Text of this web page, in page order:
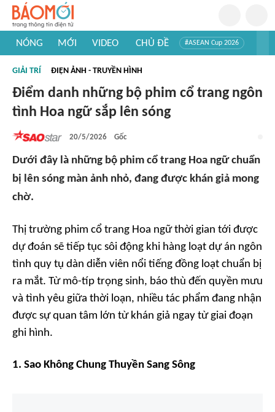
NÓNG MỚI VIDEO CHỦ ĐỀ #ASEAN Cup 2026
#Khám phá thế giới
GIẢI TRÍ ĐIỆN ẢNH - TRUYỀN HÌNH
Điểm danh những bộ phim cổ trang ngôn
tình Hoa ngữ sắp lên sóng
20/5/2026 Gốc
Dưới đây là những bộ phim cổ trang Hoa ngữ chuẩn
bị lên sóng màn ảnh nhỏ, đang được khán giả mong
chờ.
Thị trường phim cổ trang Hoa ngữ thời gian tới được
dự đoán sẽ tiếp tục sôi động khi hàng loạt dự án ngôn
tình quy tụ dàn diễn viên nổi tiếng đồng loạt chuẩn bị
ra mắt. Từ mô-típ trọng sinh, báo thù đến quyền mưu
và tình yêu giữa thời loạn, nhiều tác phẩm đang nhận
được sự quan tâm lớn từ khán giả ngay từ giai đoạn
ghi hình.
1. Sao Không Chung Thuyền Sang Sông